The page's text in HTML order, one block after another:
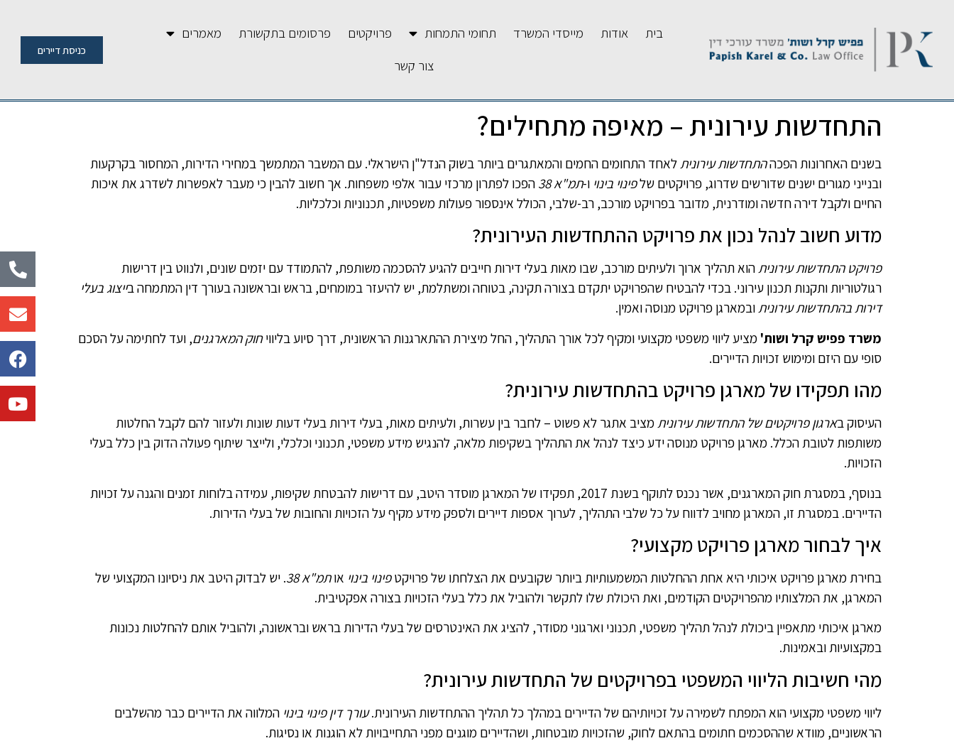
בית אודות מייסדי המשרד תחומי התמחות פרויקטים פרסומים בתקשורת
מאמרים
צור קשר
כניסת דיירים
התחדשות עירונית – מאיפה מתחילים?
בשנים האחרונות הפכההתחדשות עירוניתלאחד התחומים החמים והמאתגרים ביותר בשוק הנדל"ן הישראלי. עם המשבר המתמשך במחירי הדירות, המחסור בקרקעות
ובנייני מגורים ישנים שדורשים שדרוג, פרויקטים שלפינוי בינוי ו-תמ"א 38
הפכו לפתרון מרכזי עבור אלפי משפחות. אך חשוב להבין כי מעבר לאפשרות לשדרג את איכות
החיים ולקבל דירה חדשה ומודרנית, מדובר בפרויקט מורכב, רב-שלבי, הכולל אינספור פעולות משפטיות, תכנוניות וכלכליות.
מדוע חשוב לנהל נכון את פרויקט ההתחדשות העירונית?
פרויקט התחדשות עירוניתהוא תהליך ארוך ולעיתים מורכב, שבו מאות בעלי דירות חייבים להגיע להסכמה משותפת, להתמודד עם יזמים שונים, ולנווט בין דרישות
רגולטוריות ותקנות תכנון עירוני. בכדי להבטיח שהפרויקט יתקדם בצורה תקינה, בטוחה ומשתלמת, יש להיעזר במומחים, בראש ובראשונה בעורך דין המתמחה בייצוג בעלי
דירות בהתחדשות עירוניתובמארגן פרויקט מנוסה ואמין.
משרד פפיש קרל ושות' מציע ליווי משפטי מקצועי ומקיף לכל אורך התהליך, החל מיצירת ההתארגנות הראשונית, דרך סיוע בליוויחוק המארגנים, ועד לחתימה על הסכם
סופי עם היזם ומימוש זכויות הדיירים.
מהו תפקידו של מארגן פרויקט בהתחדשות עירונית?
העיסוק בארגון פרויקטים של התחדשות עירוניתמציב אתגר לא פשוט – לחבר בין עשרות, ולעיתים מאות, בעלי דירות בעלי דעות שונות ולעזור להם לקבל החלטות
משותפות לטובת הכלל. מארגן פרויקט מנוסה ידע כיצד לנהל את התהליך בשקיפות מלאה, להנגיש מידע משפטי, תכנוני וכלכלי, ולייצר שיתוף פעולה הדוק בין כלל בעלי
הזכויות.
בנוסף, במסגרת חוק המארגנים, אשר נכנס לתוקף בשנת 2017, תפקידו של המארגן מוסדר היטב, עם דרישות להבטחת שקיפות, עמידה בלוחות זמנים והגנה על זכויות
הדיירים. במסגרת זו, המארגן מחויב לדווח על כל שלבי התהליך, לערוך אספות דיירים ולספק מידע מקיף על הזכויות והחובות של בעלי הדירות.
איך לבחור מארגן פרויקט מקצועי?
בחירת מארגן פרויקט איכותי היא אחת ההחלטות המשמעותיות ביותר שקובעים את הצלחתו של פרויקטפינוי בינוי אותמ"א 38
. יש לבדוק היטב את ניסיונו המקצועי של
המארגן, את המלצותיו מהפרויקטים הקודמים, ואת היכולת שלו לתקשר ולהוביל את כלל בעלי הזכויות בצורה אפקטיבית.
מארגן איכותי מתאפיין ביכולת לנהל תהליך משפטי, תכנוני וארגוני מסודר, להציג את האינטרסים של בעלי הדירות בראש ובראשונה, ולהוביל אותם להחלטות נכונות
במקצועיות ובאמינות.
מהי חשיבות הליווי המשפטי בפרויקטים של התחדשות עירונית?
ליווי משפטי מקצועי הוא המפתח לשמירה על זכויותיהם של הדיירים במהלך כל תהליך ההתחדשות העירונית.עורך דין פינוי בינוי המלווה את הדיירים כבר מהשלבים
הראשוניים, מוודא שההסכמים חתומים בהתאם לחוק, שהזכויות מובטחות, ושהדיירים מוגנים מפני התחייבויות לא הוגנות או נסיגות.